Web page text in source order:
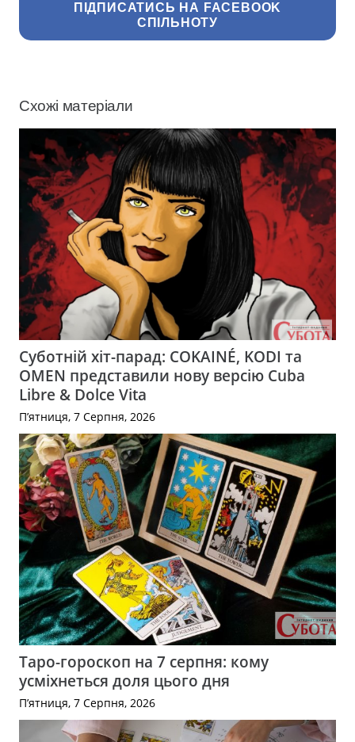
ПІДПИСАТИСЬ НА FACEBOOK
СПІЛЬНОТУ
Схожі матеріали
Суботній хіт-парад: COKAINÉ, KODI та
OMEN представили нову версію Cuba
Libre & Dolce Vita
П’ятниця, 7 Серпня, 2026
Таро-гороскоп на 7 серпня: кому
усміхнеться доля цього дня
П’ятниця, 7 Серпня, 2026